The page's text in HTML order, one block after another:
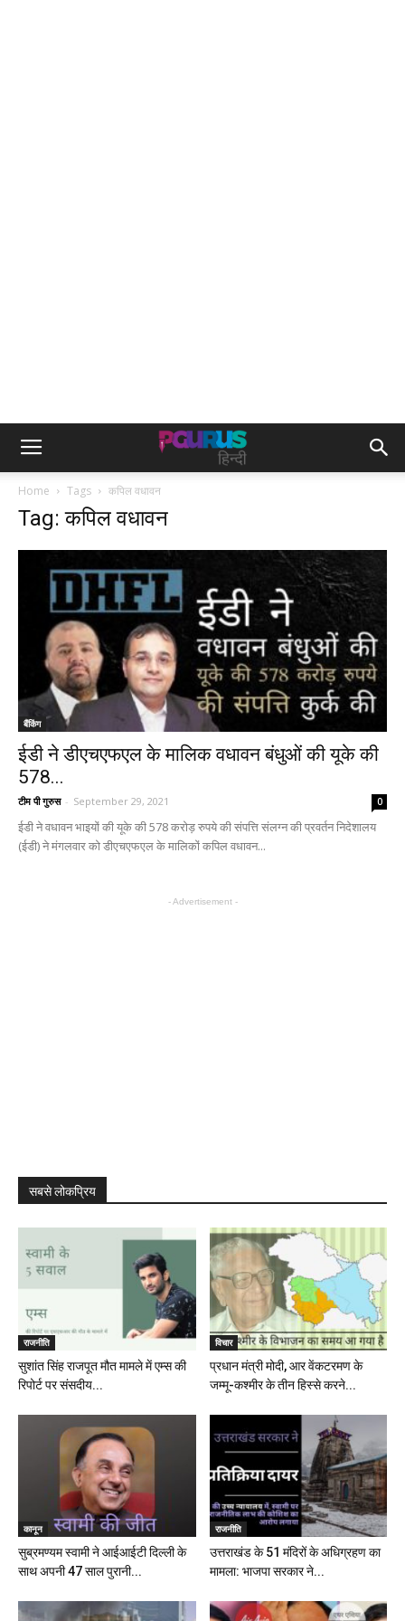
Home Tags कपिल वधावन
Tag: कपिल वधावन
बैंकिंग
ईडी ने डीएचएफएल के मालिक वधावन बंधुओं की यूके की
578...
टीम पी गुरुस - September 29, 2021 0
ईडी ने वधावन भाइयों की यूके की 578 करोड़ रुपये की संपत्ति संलग्न की प्रवर्तन निदेशालय
(ईडी) ने मंगलवार को डीएचएफएल के मालिकों कपिल वधावन...
- Advertisement -
सबसे लोकप्रिय
राजनीति
सुशांत सिंह राजपूत मौत मामले में एम्स की
रिपोर्ट पर संसदीय...
विचार
प्रधान मंत्री मोदी, आर वेंकटरमण के
जम्मू-कश्मीर के तीन हिस्से करने...
कानून
सुब्रमण्यम स्वामी ने आईआईटी दिल्ली के
साथ अपनी 47 साल पुरानी...
राजनीति
उत्तराखंड के 51 मंदिरों के अधिग्रहण का
मामला: भाजपा सरकार ने...